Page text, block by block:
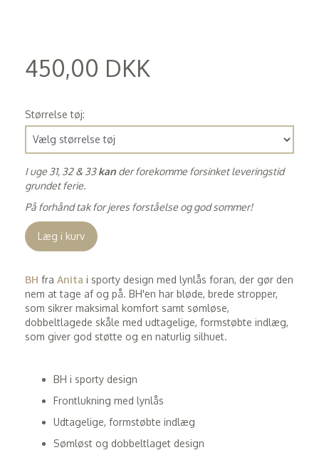
450,00 DKK
Størrelse tøj:
I uge 31, 32 & 33kan der forekomme forsinket leveringstid
grundet ferie.
På forhånd tak for jeres forståelse og god sommer!
Læg i kurv
BH fra Anita i sporty design med lynlås foran, der gør den
nem at tage af og på. BH'en har bløde, brede stropper,
som sikrer maksimal komfort samt sømløse,
dobbeltlagede skåle med udtagelige, formstøbte indlæg,
som giver god støtte og en naturlig silhuet.
BH i sporty design
Frontlukning med lynlås
Udtagelige, formstøbte indlæg
Sømløst og dobbeltlaget design